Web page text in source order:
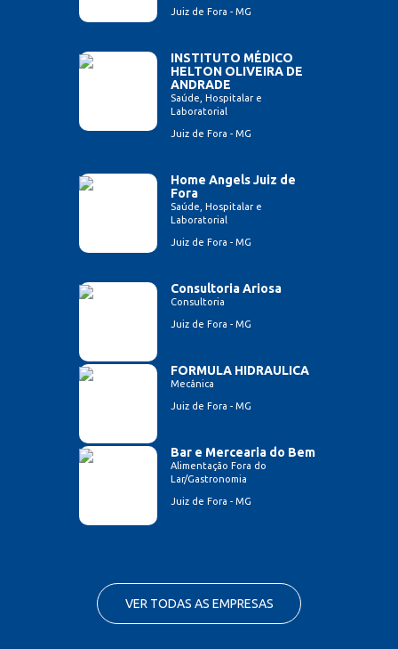
Juiz de Fora - MG
INSTITUTO MÉDICO
HELTON OLIVEIRA DE
ANDRADE
Saúde, Hospitalar e
Laboratorial
Juiz de Fora - MG
Home Angels Juiz de
Fora
Saúde, Hospitalar e
Laboratorial
Juiz de Fora - MG
Consultoria Ariosa
Consultoria
Juiz de Fora - MG
FORMULA HIDRAULICA
Mecânica
Juiz de Fora - MG
Bar e Mercearia do Bem
Alimentação Fora do
Lar/Gastronomia
Juiz de Fora - MG
VER TODAS AS EMPRESAS